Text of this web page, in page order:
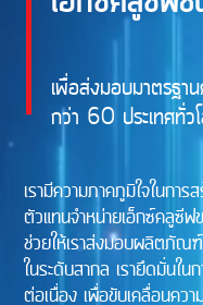
เพื่อส่งมอบมาตรฐา
กว่า 60 ประเทศทั่ว
เรามีความภาคภูมิใจในกา
ตัวแทนจำหน่ายเอ็กซ์คลูซีฟ
ช่วยให้เราส่งมอบผลิตภัณ
ในระดับสากล เรายึดมั่นใน
ต่อเนื่อง เพื่อขับเคลื่อนคว